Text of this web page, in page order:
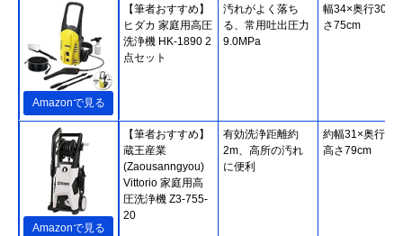
Amazonで見る
【筆者おすすめ】
ヒダカ 家庭用高圧
洗浄機 HK-1890 2
点セット
汚れがよく落ち
る、常用吐出圧力
9.0MPa
幅34×奥行
さ75cm
Amazonで見る
【筆者おすすめ】
蔵王産業
(Zaousanngyou)
Vittorio 家庭用高
圧洗浄機 Z3-755-
20
有効洗浄距離約
2m、高所の汚れ
に便利
約幅31×奥行35×
高さ79cm